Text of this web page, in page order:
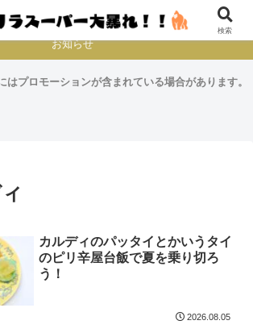
本とか映画とかゲームプレイとか
お知らせ
はプロモーションが含まれている場合があります。
カルディのパッタイとかいうタイ
のピリ辛屋台飯で夏を乗り切ろ
う！
2026.08.05
検索